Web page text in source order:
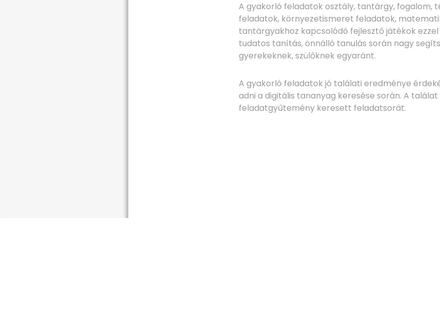
A gyakorló feladatok osztály, tantárgy, fogalom,
feladatok, környezetismeret feladatok,
tantárgyakhoz kapcsolódó fejlesztő játékok
tudatos tanítás, önnálló tanulás során nagy
gyerekeknek, szülőknek egyaránt.
A gyakorló feladatok jó találati eredménye
adni a digitális tananyag keresése során. A
feladatgyűtemény keresett feladatsorát.